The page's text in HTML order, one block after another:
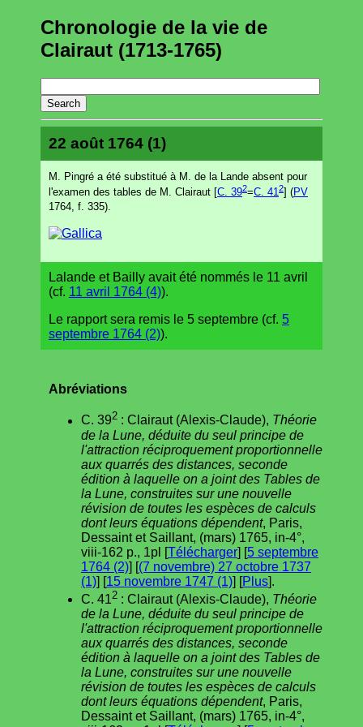
Chronologie de la vie de
Clairaut (1713-1765)
22 août 1764 (1)
M. Pingré a été substitué à M. de la Lande absent pour
l'examen des tables de M. Clairaut [C. 392=C. 412] (PV
1764, f. 335).
Lalande et Bailly avait été nommés le 11 avril
(cf. 11 avril 1764 (4)).
Le rapport sera remis le 5 septembre (cf. 5
septembre 1764 (2)).
Abréviations
C. 392 : Clairaut (Alexis-Claude), Théorie
de la Lune, déduite du seul principe de
l'attraction réciproquement proportionnelle
aux quarrés des distances, seconde
édition à laquelle on a joint des Tables de
la Lune, construites sur une nouvelle
révision de toutes les espèces de calculs
dont leurs équations dépendent, Paris,
Dessaint et Saillant, (mars) 1765, in-4°,
viii-162 p., 1pl [Télécharger] [5 septembre
1764 (2)] [(7 novembre) 27 octobre 1737
(1)] [15 novembre 1747 (1)] [Plus].
C. 412 : Clairaut (Alexis-Claude), Théorie
de la Lune, déduite du seul principe de
l'attraction réciproquement proportionnelle
aux quarrés des distances, seconde
édition à laquelle on a joint des Tables de
la Lune, construites sur une nouvelle
révision de toutes les espèces de calculs
dont leurs équations dépendent, Paris,
Dessaint et Saillant, (mars) 1765, in-4°,